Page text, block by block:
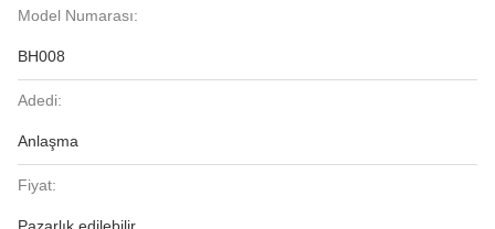
Model Numarası:
BH008
Adedi:
Anlaşma
Fiyat: